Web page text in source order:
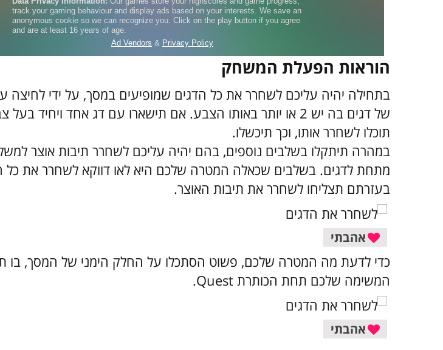
הוראות הפעלת המשחק
בתחילה יהיה עליכם לשחרר את כל הדגים שמופיעים במסך, על ידי לחיצה
של דגים בה יש 2 או יותר באותו הצבע. אם תישארו עם דג אחד ויחיד
תוכלו לשחרר אותו, וכך תיכשלו.
במהרה תיתקלו בשלבים נוספים, בהם יהיה עליכם לשחרר תיבות אוצר
מתחת לדגים. בשלבים שכאלה המטרה שלכם היא לאו דווקא לשחרר את כל
בעזרתם תצליחו לשחרר את תיבות האוצר.
אהבתי
כדי לדעת מה המטרה שלכם, פשוט הסתכלו על החלק הימני של המסך, בו
המשימה שלכם תחת הכותרת Quest.
אהבתי